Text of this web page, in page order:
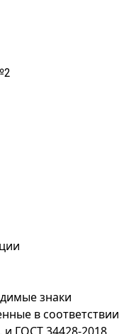
знаки
в соответствии